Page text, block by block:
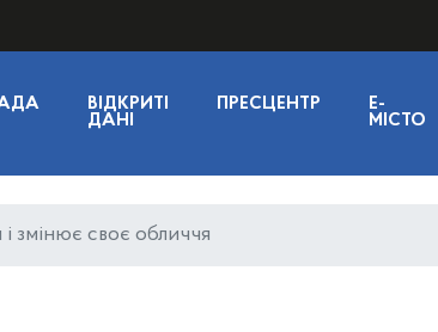
ВІДКРИТІ
ДАНІ
ПРЕСЦЕНТР
E-
МІСТО
змінює своє обличчя